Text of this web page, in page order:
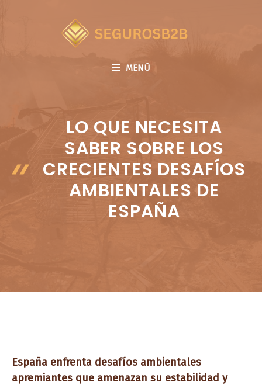
MENÚ
LO QUE NECESITA
SABER SOBRE LOS
CRECIENTES DESAFÍOS
AMBIENTALES DE
ESPAÑA
España enfrenta desafíos ambientales
apremiantes que amenazan su estabilidad y